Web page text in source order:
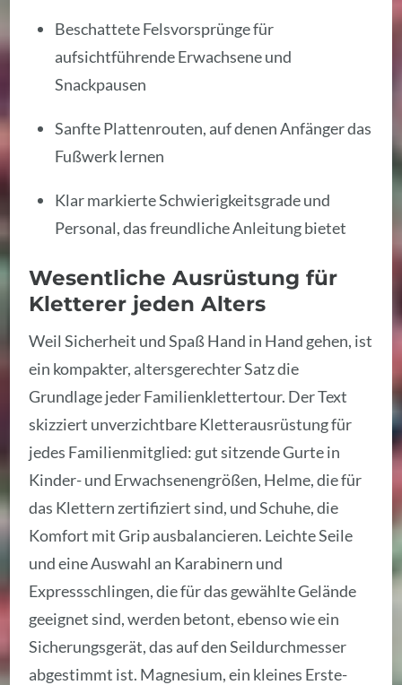
Beschattete Felsvorsprünge für
aufsichtführende Erwachsene und
Snackpausen
Sanfte Plattenrouten, auf denen Anfänger das
Fußwerk lernen
Klar markierte Schwierigkeitsgrade und
Personal, das freundliche Anleitung bietet
Wesentliche Ausrüstung für
Kletterer jeden Alters
Weil Sicherheit und Spaß Hand in Hand gehen, ist
ein kompakter, altersgerechter Satz die
Grundlage jeder Familienklettertour. Der Text
skizziert unverzichtbare Kletterausrüstung für
jedes Familienmitglied: gut sitzende Gurte in
Kinder- und Erwachsenengrößen, Helme, die für
das Klettern zertifiziert sind, und Schuhe, die
Komfort mit Grip ausbalancieren. Leichte Seile
und eine Auswahl an Karabinern und
Expressschlingen, die für das gewählte Gelände
geeignet sind, werden betont, ebenso wie ein
Sicherungsgerät, das auf den Seildurchmesser
abgestimmt ist. Magnesium, ein kleines Erste-